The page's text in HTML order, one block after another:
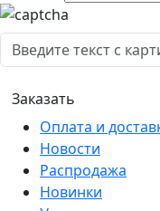
Оплата и
Новости
Распродажа
Новинки